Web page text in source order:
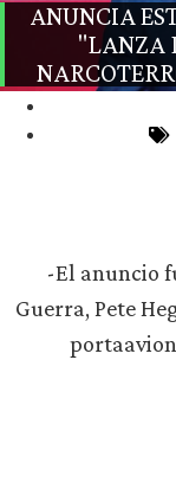
ANUNCIA
"LANZA
-El anuncio
Guerra, Pete